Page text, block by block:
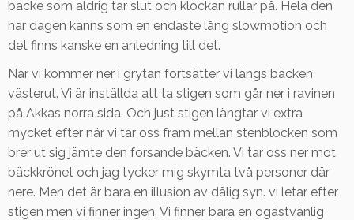
backe som aldrig tar slut och klockan rullar på. Hela den
här dagen känns som en endaste lång slowmotion och
det finns kanske en anledning till det.
När vi kommer ner i grytan fortsätter vi längs bäcken
västerut. Vi är inställda att ta stigen som går ner i ravinen
på Akkas norra sida. Och just stigen längtar vi extra
mycket efter när vi tar oss fram mellan stenblocken som
brer ut sig jämte den forsande bäcken. Vi tar oss ner mot
bäckkrönet och jag tycker mig skymta två personer där
nere. Men det är bara en illusion av dålig syn. vi letar efter
stigen men vi finner ingen. Vi finner bara en ogästvänlig